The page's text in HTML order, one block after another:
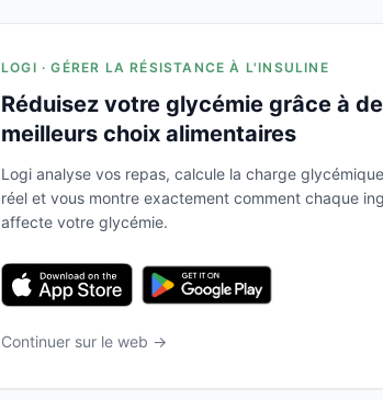
LOGI · GÉRER LA RÉSISTANCE À L'INSULINE
Réduisez votre glycémie grâce à de
meilleurs choix alimentaires
Logi analyse vos repas, calcule la charge
réel et vous montre exactement comment chaque
affecte votre glycémie.
Continuer sur le web →